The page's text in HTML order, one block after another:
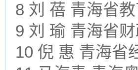
8 刘 蓓 青海省
9 刘 瑜 青海省
10 倪 惠 青海省